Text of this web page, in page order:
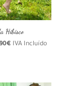
Hibisco
€ElIVA Incluído